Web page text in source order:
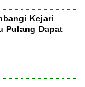
Kejari
Pulang Dapat